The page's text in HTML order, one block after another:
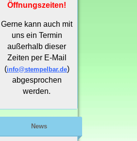
Öffnungszeiten!
Gerne kann auch mit
uns ein Termin
außerhalb dieser
Zeiten per E-Mail
(info@stempelbar.de)
abgesprochen
werden.
News